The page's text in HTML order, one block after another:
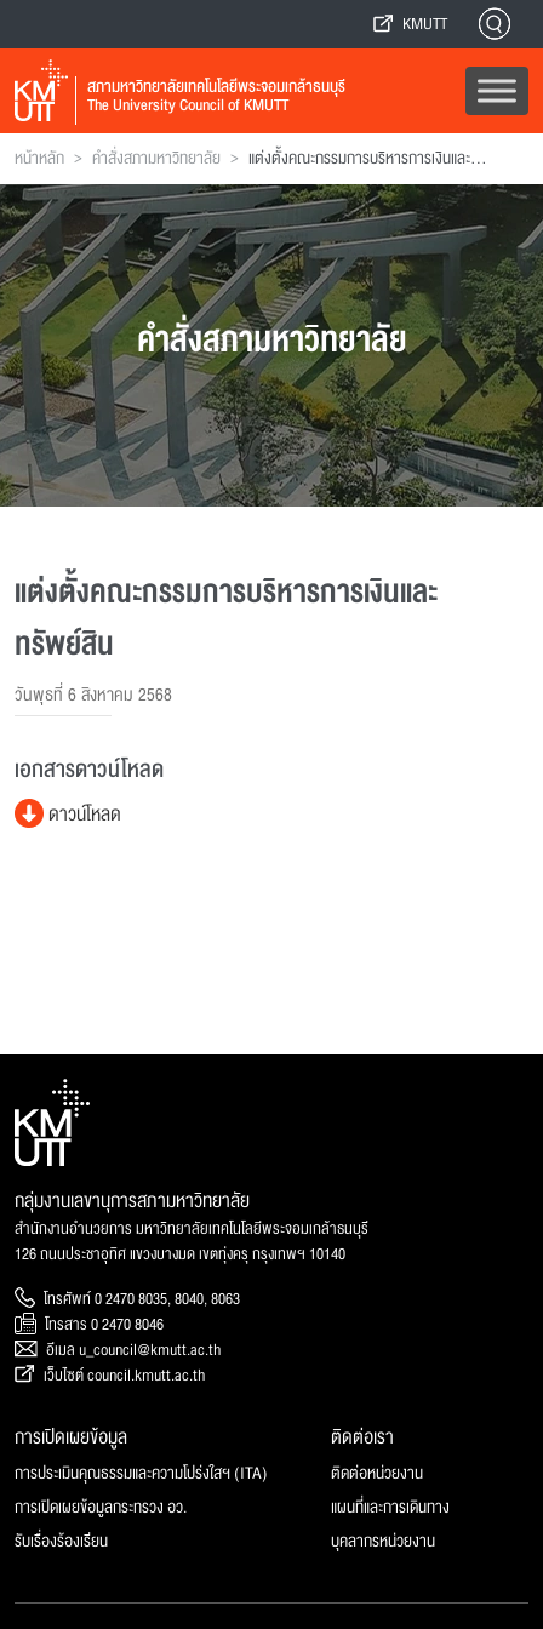
KMUTT
สภามหาวิทยาลัยเทคโนโลยีพระจอมเกล้าธนบุรี
The University Council of KMUTT
หน้าหลัก > คำสั่งสภามหาวิทยาลัย > แต่งตั้งคณะกรรมการบริหารการเงินและทรัพย์สิน
คำสั่งสภามหาวิทยาลัย
แต่งตั้งคณะกรรมการบริหารการเงินและ
ทรัพย์สิน
วันพุธที่ 6 สิงหาคม 2568
เอกสารดาวน์โหลด
ดาวน์โหลด
กลุ่มงานเลขานุการสภามหาวิทยาลัย
สำนักงานอำนวยการ มหาวิทยาลัยเทคโนโลยีพระจอมเกล้าธนบุรี
126 ถนนประชาอุทิศ แขวงบางมด เขตทุ่งครุ กรุงเทพฯ 10140
โทรศัพท์ 0 2470 8035, 8040, 8063
โทรสาร 0 2470 8046
อีเมล u_council@kmutt.ac.th
เว็บไซต์ council.kmutt.ac.th
การเปิดเผยข้อมูล
การประเมินคุณธรรมและความโปร่งใสฯ (ITA)
การเปิดเผยข้อมูลกระทรวง อว.
รับเรื่องร้องเรียน
ติดต่อเรา
ติดต่อหน่วยงาน
แผนที่และการเดินทาง
บุคลากรหน่วยงาน